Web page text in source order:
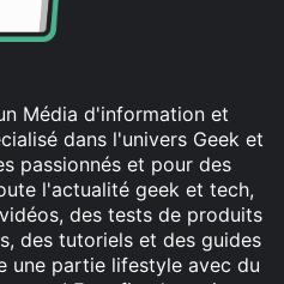
Média d'information et
dans l'univers Geek et
passionnés et pour des
l'actualité geek et tech,
des tests de produits
des tutoriels et des guides
une partie lifestyle avec du